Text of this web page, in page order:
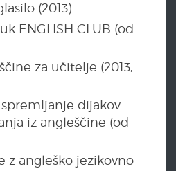
(2013)
ENGLISH CLUB (od
za učitelje (2013,
dijakov
iz angleščine (od
z angleško jezikovno